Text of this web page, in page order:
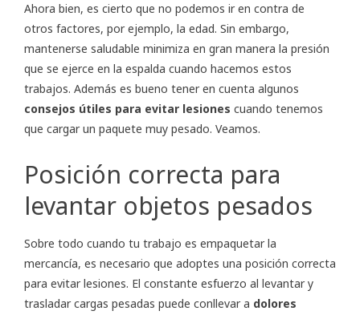
Ahora bien, es cierto que no podemos ir en contra de
otros factores, por ejemplo, la edad. Sin embargo,
mantenerse saludable minimiza en gran manera la presión
que se ejerce en la espalda cuando hacemos estos
trabajos. Además es bueno tener en cuenta algunos
consejos útiles para evitar lesiones cuando tenemos
que cargar un paquete muy pesado. Veamos.
Posición correcta para
levantar objetos pesados
Sobre todo cuando tu trabajo es empaquetar la
mercancía, es necesario que adoptes una posición correcta
para evitar lesiones. El constante esfuerzo al levantar y
trasladar cargas pesadas puede conllevar a dolores